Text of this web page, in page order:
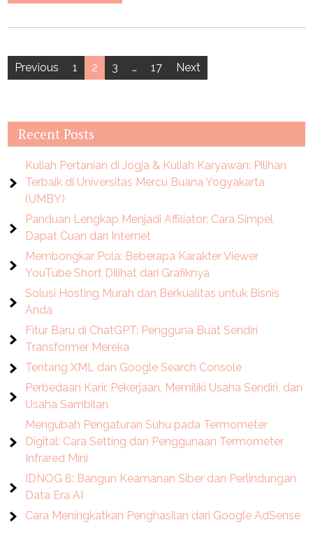
Posts
Previous 1 2 3 … 17 Next
Recent Posts
Kuliah Pertanian di Jogja & Kuliah Karyawan: Pilihan
Terbaik di Universitas Mercu Buana Yogyakarta
(UMBY)
Panduan Lengkap Menjadi Affiliator: Cara Simpel
Dapat Cuan dari Internet
Membongkar Pola: Beberapa Karakter Viewer
YouTube Short Dilihat dari Grafiknya
Solusi Hosting Murah dan Berkualitas untuk Bisnis
Anda
Fitur Baru di ChatGPT: Pengguna Buat Sendiri
Transformer Mereka
Tentang XML dan Google Search Console
Perbedaan Karir, Pekerjaan, Memiliki Usaha Sendiri, dan
Usaha Sambilan
Mengubah Pengaturan Suhu pada Termometer
Digital: Cara Setting dan Penggunaan Termometer
Infrared Mini
IDNOG 8: Bangun Keamanan Siber dan Perlindungan
Data Era AI
Cara Meningkatkan Penghasilan dari Google AdSense